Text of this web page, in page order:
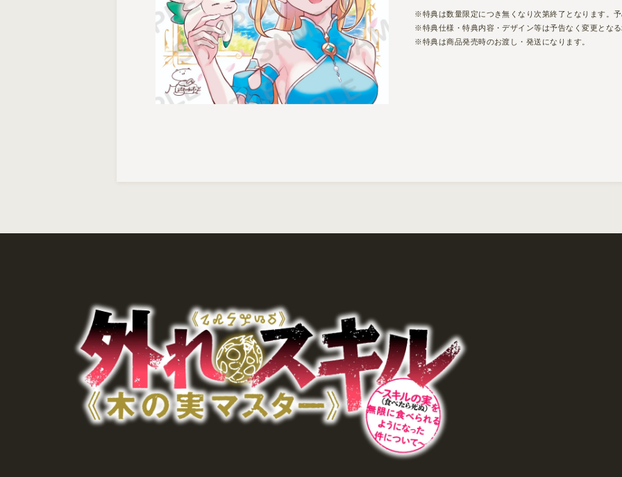
※特典は数量限定につき無くなり次第終了となります。予
※特典仕様・特典内容・デザイン等は予告なく変更となる
※特典は商品発売時のお渡し・発送になります。